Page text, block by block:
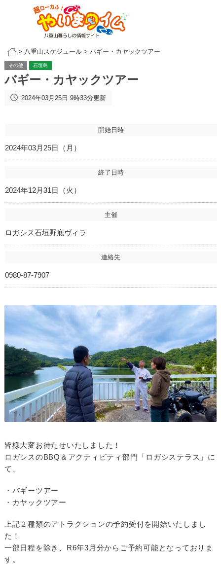
> 八重山スケジュール> バギー・カヤックツアー
その他 石垣島
バギー・カヤックツアー
2024年03月25日 9時33分更新
開始日時
2024年03月25日（月）
終了日時
2024年12月31日（火）
主催
ロガシス石垣野底ヴィラ
連絡先
0980-87-7907
皆様大変お待たせいたしました！
ロガシスのBBQ＆アクティビティ部門「ロガシステラス」に
て、
・バギーツアー
・カヤックツアー
上記２種類のアトラクションの予約受付を開始いたしまし
た！
一部日程を除き、R6年3月分からご予約可能となっておりま
す。